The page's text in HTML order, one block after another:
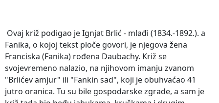
Ovaj križ podigao je Ignjat Brlić - mlađi (1834.-1892.). a
Fanika, o kojoj tekst ploče govori, je njegova žena
Franciska (Fanika) rođena Daubachy. Križ se
svojevremeno nalazio, na njihovom imanju zvanom
"Brlićev amjur" ili "Fankin sad", koji je obuhvaćao 41
jutro oranica. Tu su bile gospodarske zgrade, a sam je